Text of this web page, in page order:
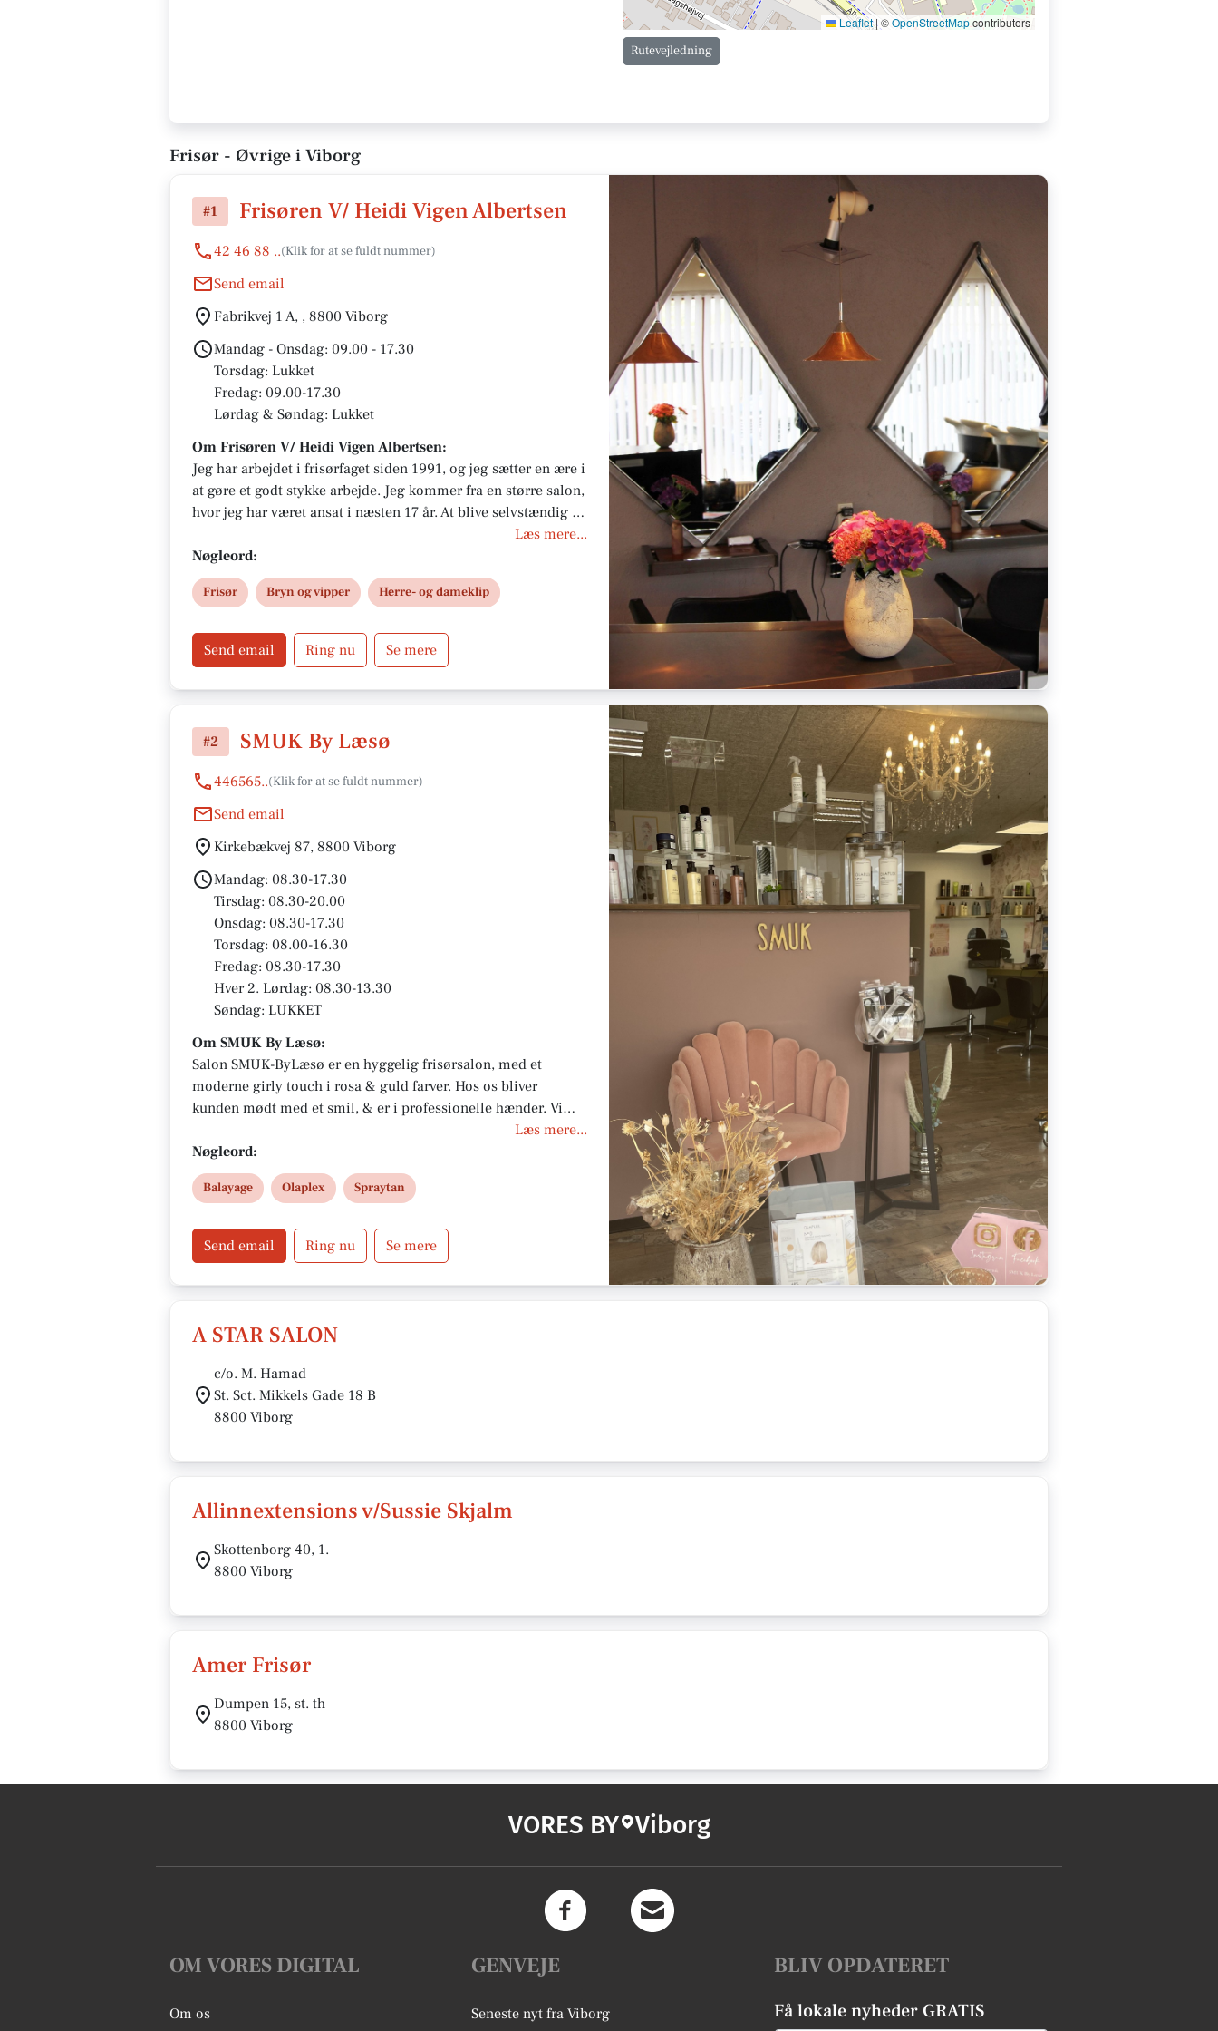
Leaflet|©OpenStreetMapcontributors
Rutevejledning
Frisør - Øvrige i Viborg
#1 Frisøren V/ Heidi Vigen Albertsen
42 46 88 ..
Send email
Fabrikvej 1 A, , 8800 Viborg
Mandag - Onsdag: 09.00 - 17.30
Torsdag: Lukket
Fredag: 09.00-17.30
Lørdag & Søndag: Lukket
Om Frisøren V/ Heidi Vigen Albertsen:
Jeg har arbejdet i frisørfaget siden 1991, og jeg sætter en ære i
at gøre et godt stykke arbejde. Jeg kommer fra en større salon,
hvor jeg har været ansat i næsten 17 år. At blive selvstændig er
det rigtige valg for mig, da jeg ønsker mere tid og nærvær
med min kunder.
Læs mere...
Nøgleord:
Frisør Bryn og vipper Herre- og dameklip
Send email Ring nu Se mere
#2 SMUK By Læsø
446565..
Send email
Kirkebækvej 87, 8800 Viborg
Mandag: 08.30-17.30
Tirsdag: 08.30-20.00
Onsdag: 08.30-17.30
Torsdag: 08.00-16.30
Fredag: 08.30-17.30
Hver 2. Lørdag: 08.30-13.30
Søndag: LUKKET
Om SMUK By Læsø:
Salon SMUK-ByLæsø er en hyggelig frisørsalon, med et
moderne girly touch i rosa & guld farver. Hos os bliver
kunden mødt med et smil, & er i professionelle hænder. Vi
elsker vores fag, hvor vi kan få lov til at være kreative &
opfylde kundernes ønsker, samt give rådgivning til produkter
der egner sig til håret, & måder at style på.
Læs mere...
Nøgleord:
Balayage Olaplex Spraytan
Send email Ring nu Se mere
A STAR SALON
c/o. M. Hamad
St. Sct. Mikkels Gade 18 B
8800 Viborg
Allinnextensions v/Sussie Skjalm
Skottenborg 40, 1.
8800 Viborg
Amer Frisør
Dumpen 15, st. th
8800 Viborg
VORES BY Viborg
OM VORES DIGITAL
Om os
GENVEJE
Seneste nyt fra Viborg
BLIV OPDATERET
Få lokale nyheder GRATIS